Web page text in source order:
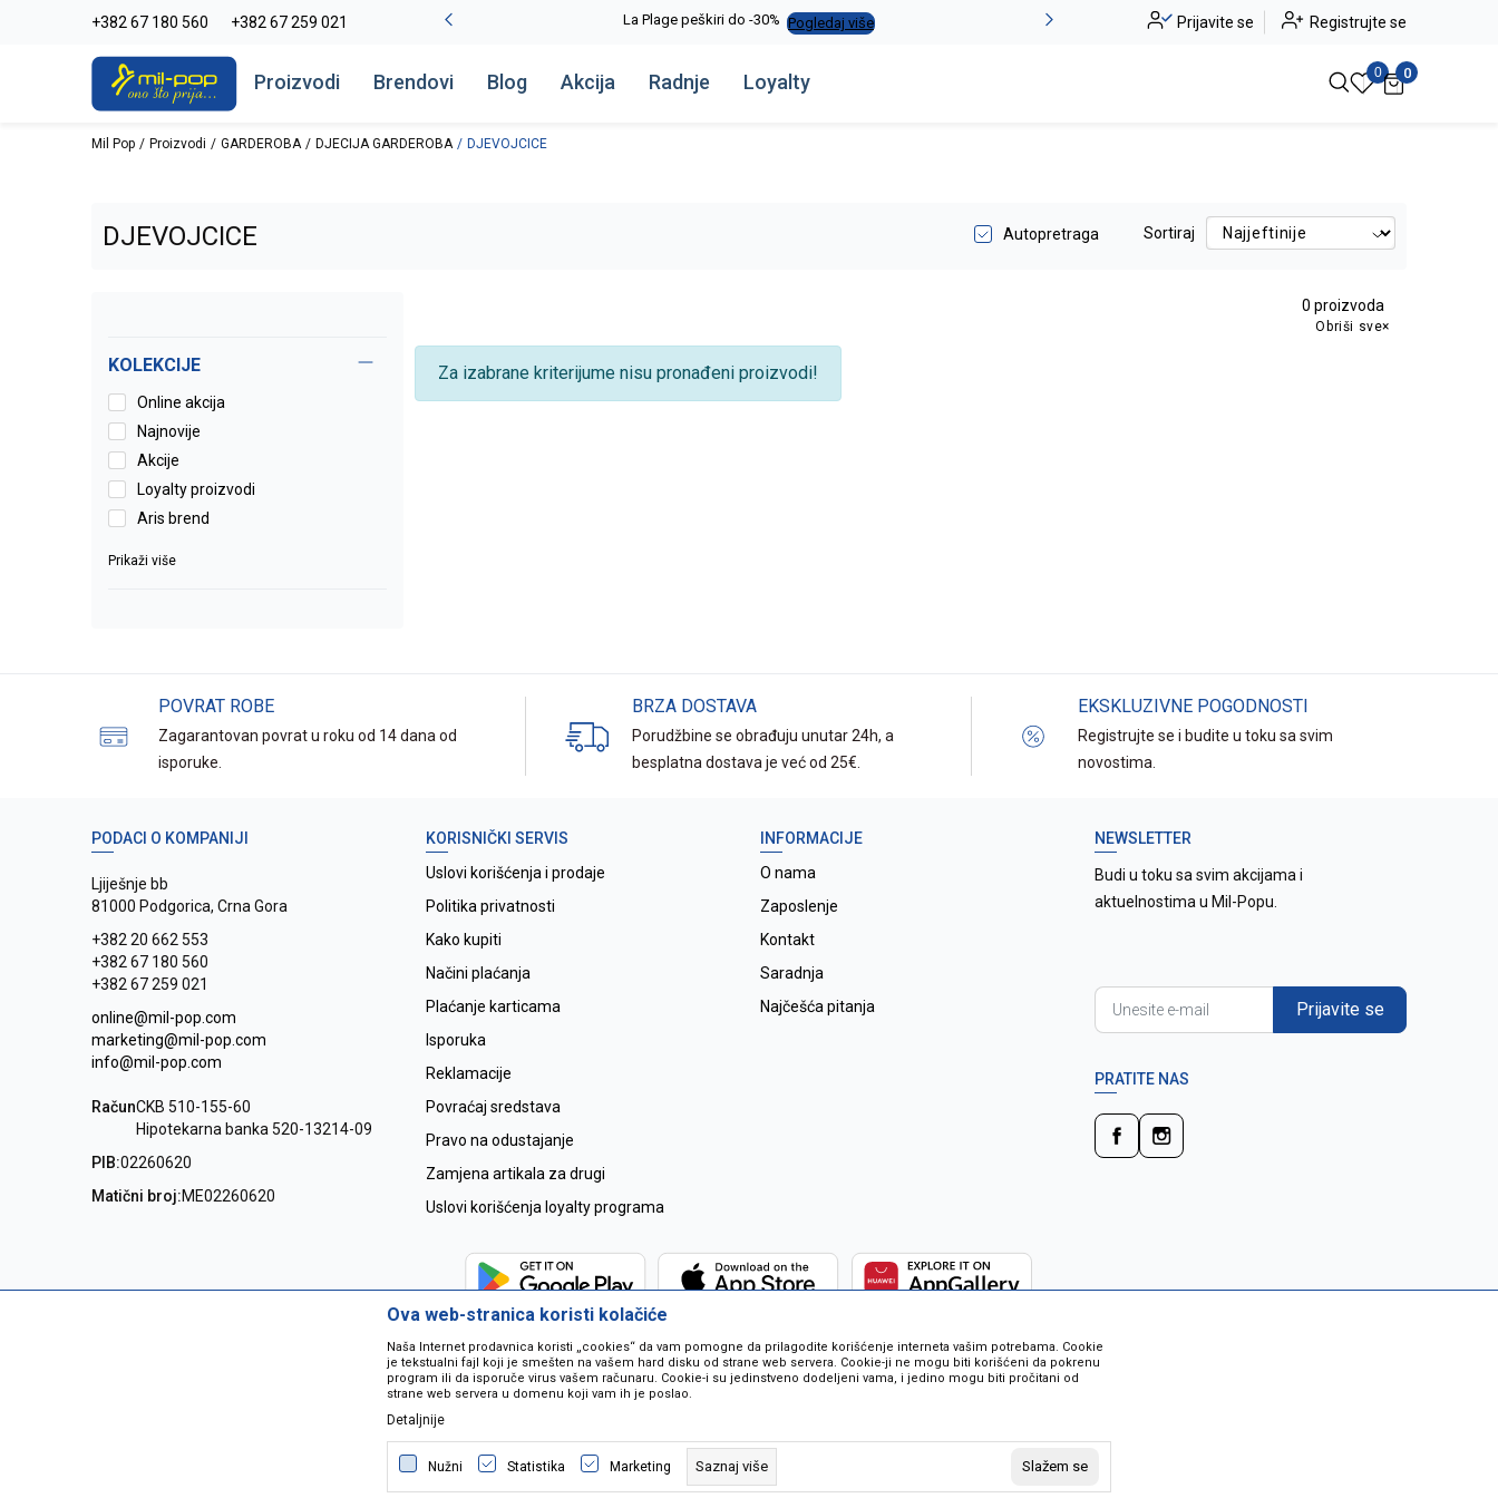
+382 67 180 560 +382 67 259 021
-20% na kompletan asortiman Pogledaj više La Plage peškiri do -30% Pogledaj više Alma Ras do -50% Pogledaj više
Prijavite se Registrujte se
Proizvodi Brendovi Blog Akcija Radnje Loyalty 0 0
Mil Pop Proizvodi GARDEROBA DJECIJA GARDEROBA DJEVOJCICE
DJEVOJCICE Autopretraga Sortiraj
KOLEKCIJE
Online akcija
Najnovije
Akcije
Loyalty proizvodi
Aris brend
Prikaži više
0 proizvoda
Obriši sve
Za izabrane kriterijume nisu pronađeni proizvodi!
POVRAT ROBE
Zagarantovan povrat u roku od 14 dana od
isporuke.
BRZA DOSTAVA
Porudžbine se obrađuju unutar 24h, a
besplatna dostava je već od 25€.
EKSKLUZIVNE POGODNOSTI
Registrujte se i budite u toku sa svim
novostima.
PODACI O KOMPANIJI
Ljiješnje bb
81000 Podgorica, Crna Gora
+382 20 662 553
+382 67 180 560
+382 67 259 021
online@mil-pop.com
marketing@mil-pop.com
info@mil-pop.com
RačunCKB 510-155-60
Hipotekarna banka 520-13214-09
PIB:02260620
Matični broj:ME02260620
KORISNIČKI SERVIS
Uslovi korišćenja i prodaje
Politika privatnosti
Kako kupiti
Načini plaćanja
Plaćanje karticama
Isporuka
Reklamacije
Povraćaj sredstava
Pravo na odustajanje
Zamjena artikala za drugi
Uslovi korišćenja loyalty programa
INFORMACIJE
O nama
Zaposlenje
Kontakt
Saradnja
Najčešća pitanja
NEWSLETTER
Budi u toku sa svim akcijama i
aktuelnostima u Mil-Popu.
Prijavite se
PRATITE NAS
Nastojimo da budemo što precizniji u opisu proizvoda, prikazu slika i samih cijena ali ne možemo garantovati da su sve informacije kompletne i bez
grešaka. Svi artikli na sajtu su dio naše ponude i ne podrazumjeva se da su dostupni u svakom trenutku. Raspoloživost robe možete provjeriti besplatnim
pozivom na broj 067259021.
©2026www.mil-pop.com, IzradaNB SOFT. Sva prava zadržana.
Ova web-stranica koristi kolačiće
Naša Internet prodavnica koristi „cookies“ da vam pomogne da prilagodite korišćenje interneta vašim potrebama. Cookie
je tekstualni fajl koji je smešten na vašem hard disku od strane web servera. Cookie-ji ne mogu biti korišćeni da pokrenu
program ili da isporuče virus vašem računaru. Cookie-i su jedinstveno dodeljeni vama, i jedino mogu biti pročitani od
strane web servera u domenu koji vam ih je poslao.
Detaljnije
Nužni Statistika Marketing Saznaj više Slažem se